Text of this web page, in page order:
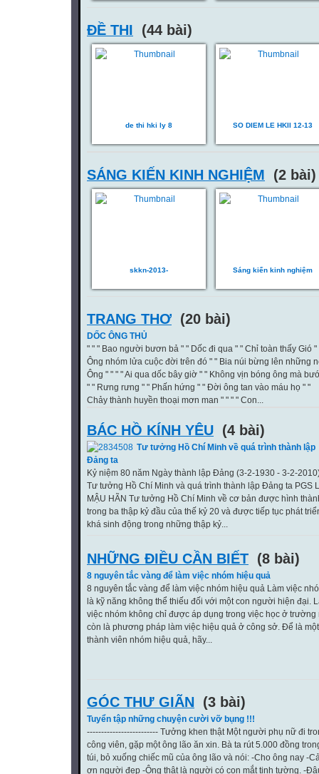
ĐỀ THI (44 bài)
de thi hki ly 8 SO DIEM LE HKII 12-13
SÁNG KIẾN KINH NGHIỆM (2 bài)
skkn-2013- Sáng kiến kinh nghiệm
TRANG THƠ (20 bài)
DỐC ÔNG THỦ
" " " Bao người bươn bả " " Dốc đi qua " " Chỉ toàn thấy Gió "
Ông nhóm lửa cuộc đời trên đó " " Bia núi bừng lên những
Ông " " " " Ai qua dốc bây giờ " " Không vịn bóng ông mà
" " Rưng rưng " " Phấn hứng " " Đời ông tan vào máu họ " "
Chảy thành huyền thoại mơn man " " " " Con...
BÁC HỒ KÍNH YÊU (4 bài)
Tư tưởng Hồ Chí Minh về quá trình thành lập
Đảng ta
Kỷ niệm 80 năm Ngày thành lập Đảng (3-2-1930 - 3-2-
Tư tưởng Hồ Chí Minh và quá trình thành lập Ðảng ta PGS
MẬU HÃN Tư tưởng Hồ Chí Minh về cơ bản được hình
trong ba thập kỷ đầu của thế kỷ 20 và được tiếp tục phát
khá sinh động trong những thập kỷ...
NHỮNG ĐIỀU CẦN BIẾT (8 bài)
8 nguyên tắc vàng để làm việc nhóm hiệu quả
8 nguyên tắc vàng để làm việc nhóm hiệu quả Làm việc
là kỹ năng không thể thiếu đối với một con người hiện đại.
việc nhóm không chỉ được áp dụng trong việc học ở trường
còn là phương pháp làm việc hiệu quả ở công sở. Để là một
thành viên nhóm hiệu quả, hãy...
GÓC THƯ GIÃN (3 bài)
Tuyển tập những chuyện cười vỡ bụng !!!
------------------------- Tưởng khen thật Một người phụ nữ đi
công viên, gặp một ông lão ăn xin. Bà ta rút 5.000 đồng
túi, bỏ xuống chiếc mũ của ông lão và nói: -Cho ông nay -
ơn người đẹp -Ông thật là người có con mắt tinh tường. -